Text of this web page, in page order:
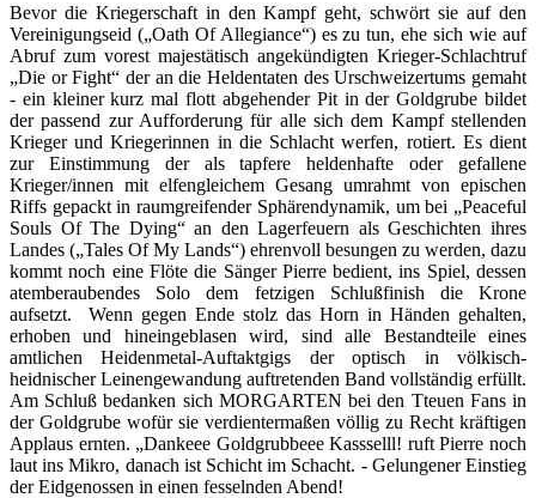
Bevor die Kriegerschaft in den Kampf geht, schwört sie auf den
Vereinigungseid („Oath Of Allegiance“) es zu tun, ehe sich wie auf
Abruf zum vorest majestätisch angekündigten Krieger-Schlachtruf
„Die or Fight“ der an die Heldentaten des Urschweizertums gemaht
- ein kleiner kurz mal flott abgehender Pit in der Goldgrube bildet
der passend zur Aufforderung für alle sich dem Kampf stellenden
Krieger und Kriegerinnen in die Schlacht werfen, rotiert. Es dient
zur Einstimmung der als tapfere heldenhafte oder gefallene
Krieger/innen mit elfengleichem Gesang umrahmt von epischen
Riffs gepackt in raumgreifender Sphärendynamik, um bei „Peaceful
Souls Of The Dying“ an den Lagerfeuern als Geschichten ihres
Landes („Tales Of My Lands“) ehrenvoll besungen zu werden, dazu
kommt noch eine Flöte die Sänger Pierre bedient, ins Spiel, dessen
atemberaubendes Solo dem fetzigen Schlußfinish die Krone
aufsetzt. Wenn gegen Ende stolz das Horn in Händen gehalten,
erhoben und hineingeblasen wird, sind alle Bestandteile eines
amtlichen Heidenmetal-Auftaktgigs der optisch in völkisch-
heidnischer Leinengewandung auftretenden Band vollständig erfüllt.
Am Schluß bedanken sich MORGARTEN bei den Tteuen Fans in
der Goldgrube wofür sie verdientermaßen völlig zu Recht kräftigen
Applaus ernten. „Dankeee Goldgrubbeee Kassselll! ruft Pierre noch
laut ins Mikro, danach ist Schicht im Schacht. - Gelungener Einstieg
der Eidgenossen in einen fesselnden Abend!